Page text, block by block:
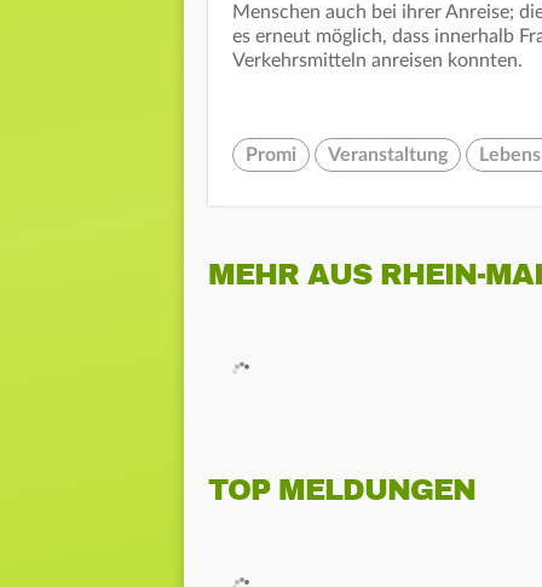
Menschen auch bei ihrer Anreise;
es erneut möglich, dass innerhalb
Verkehrsmitteln anreisen konnten.
Promi Veranstaltung
MEHR AUS RHEIN-
TOP MELDUNGEN